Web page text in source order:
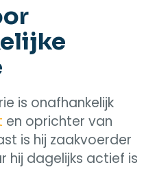
is onafhankelijk
en oprichter van
is hij zaakvoerder
hij dagelijks actief is